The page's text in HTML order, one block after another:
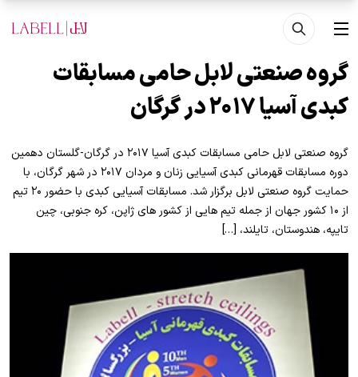
رفتن به محتوای اصلی
منو
گروه صنعتی لابل حامی مسابقات
کبدی آسیا ۲۰۱۷ در گرگان
گروه صنعتی لابل حامی مسابقات کبدی آسیا ۲۰۱۷ در گرگان-گلستان دهمین
دوره مسابقات قهرمانی کبدی آسیایی زنان و مردان ۲۰۱۷ در شهر گرگان، با
حمایت گروه صنعتی لابل برگزار شد. مسابقات آسیایی کبدی با حضور ۲۰ تیم
از ۱۰ کشور جهان از جمله تیم هایی از کشور های ژاپن، کره جنوبی، چین
تایپه، هندوستان، تایلند، […]